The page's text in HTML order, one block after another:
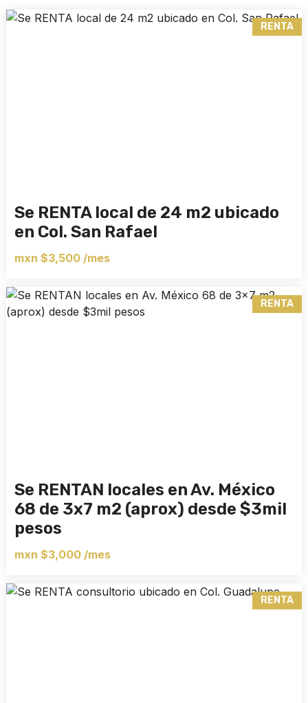
RENTA
Se RENTA local de 24 m2 ubicado
en Col. San Rafael
mxn $3,500 /mes
RENTA
Se RENTAN locales en Av. México
68 de 3x7 m2 (aprox) desde $3mil
pesos
mxn $3,000 /mes
RENTA